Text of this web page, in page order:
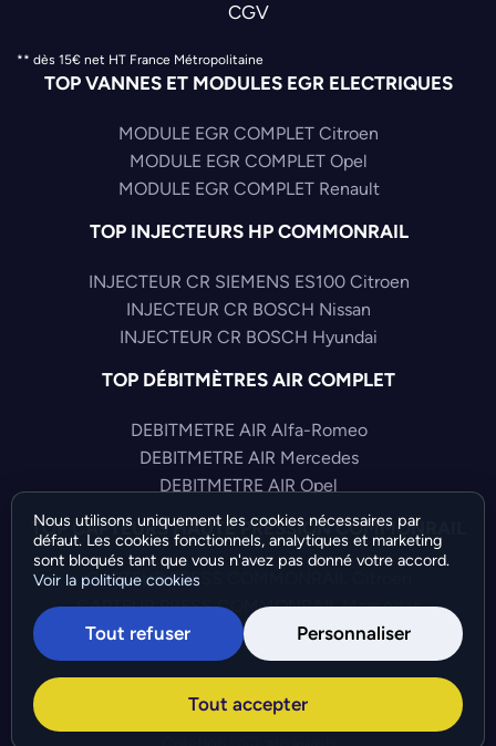
CGV
** dès 15€ net HT France Métropolitaine
TOP VANNES ET MODULES EGR ELECTRIQUES
MODULE EGR COMPLET Citroen
MODULE EGR COMPLET Opel
MODULE EGR COMPLET Renault
TOP INJECTEURS HP COMMONRAIL
INJECTEUR CR SIEMENS ES100 Citroen
INJECTEUR CR BOSCH Nissan
INJECTEUR CR BOSCH Hyundai
TOP DÉBITMÈTRES AIR COMPLET
DEBITMETRE AIR Alfa-Romeo
DEBITMETRE AIR Mercedes
DEBITMETRE AIR Opel
TOP CAPTEURS HAUTE PRESSION COMMONRAIL
CAPTEUR PRESS COMMONRAIL Citroen
CAPTEUR PRESS COMMONRAIL Mercedes
CAPTEUR PRESS COMMONRAIL Fiat
©Bresch SAS - Copyright 2026 - Tous droits réservés -
Préférences de cookies-Gérer mes cookies
Nous utilisons uniquement les cookies nécessaires par
défaut. Les cookies fonctionnels, analytiques et marketing
sont bloqués tant que vous n'avez pas donné votre accord.
Voir la politique cookies
Tout refuser Personnaliser
Tout accepter